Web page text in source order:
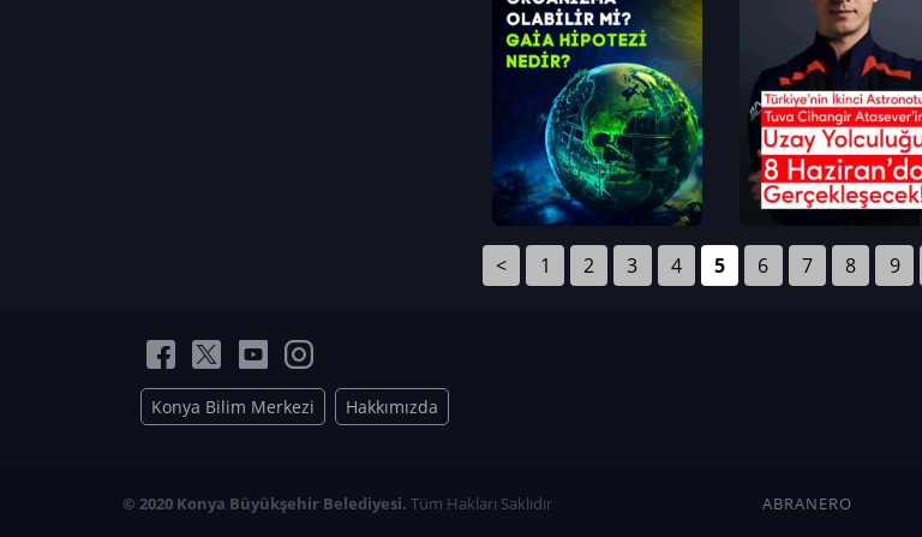
< 1 2 3 4 5 6 7 8 9
Konya Bilim Merkezi Hakkımızda
© 2020 Konya Büyükşehir Belediyesi. Tüm Hakları Saklıdır ABRANERO